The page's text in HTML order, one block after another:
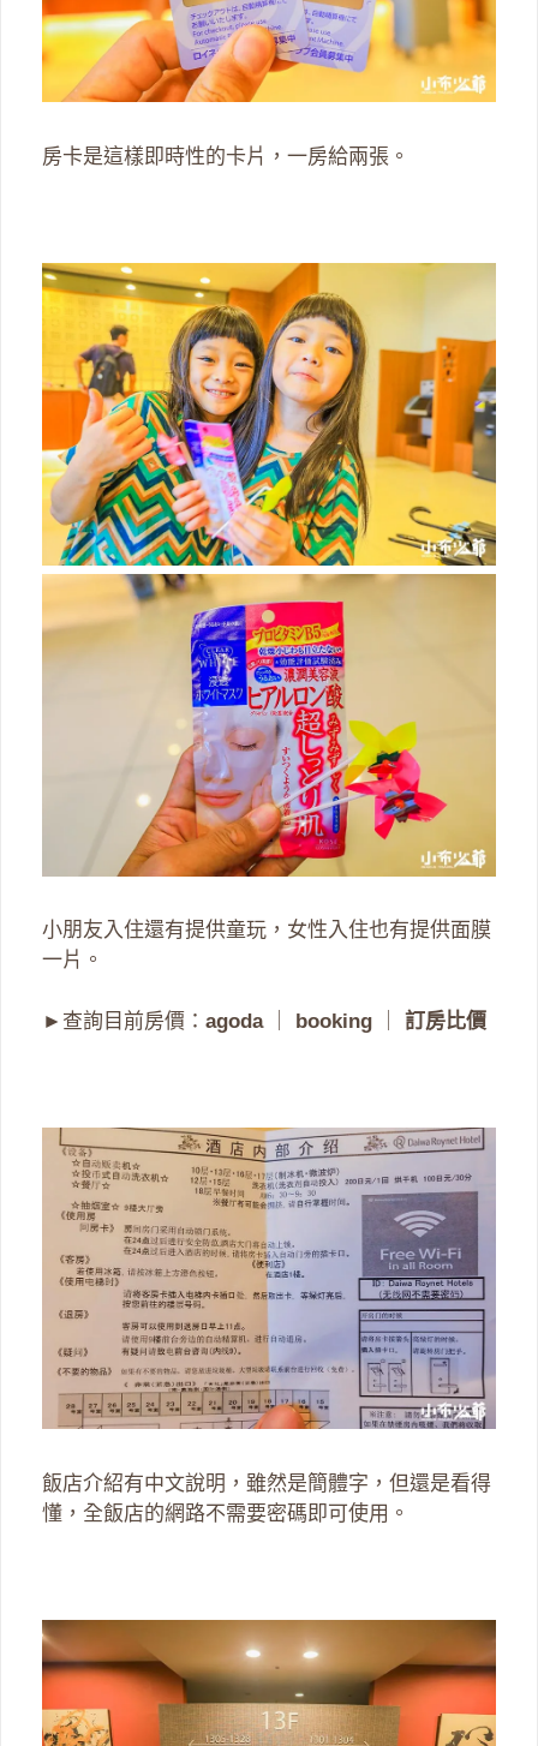
房卡是這樣即時性的卡片，一房給兩張。
小朋友入住還有提供童玩，女性入住也有提供面膜
一片。
►查詢目前房價： agoda｜ booking 訂房比價
飯店介紹有中文說明，雖然是簡體字，但還是看得
懂，全飯店的網路不需要密碼即可使用。